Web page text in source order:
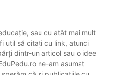
sau cu atât mai mult
util să citați cu link, atunci
dintr-un articol sau o idee
ne-am asumat